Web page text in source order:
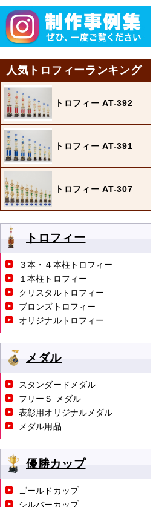
人気トロフィーランキング
トロフィー AT-392
トロフィー AT-391
トロフィー AT-307
トロフィー
３本・４本柱トロフィー
１本柱トロフィー
クリスタルトロフィー
ブロンズトロフィー
オリジナルトロフィー
メダル
スタンダードメダル
フリーＳ メダル
表彰用オリジナルメダル
メダル用品
優勝カップ
ゴールドカップ
シルバーカップ